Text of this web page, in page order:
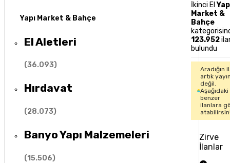
Yapı Market & Bahçe
El Aletleri
(36.093)
Hırdavat
(28.073)
Banyo Yapı Malzemeleri
(15.506)
İkinci El
Market &
Bahçe
123.952
bulundu
Aradığın
artık
değil.
Aşağıdaki
benzer
ilanlara
Zirve
İlanlar